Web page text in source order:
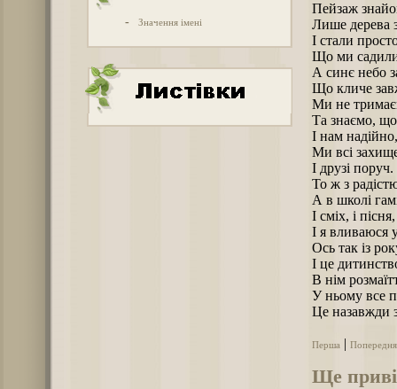
- Значення імені
Пейзаж
Лише дерева
І стали
Що ми
А синє небо
Що кличе
Ми не
Та знаємо,
І нам
Ми всі
І друзі
То ж з
А в школі
І сміх, і
І я вливаюся
Ось так із
І це
В нім
У ньому все
Це назавжди
Перша Попередня
Ще